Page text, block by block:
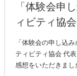
「体験会申
ィビティ協
「体験会の申し込
ティビティ協会 代
感想をいただきま